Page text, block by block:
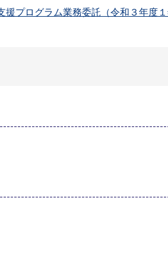
援プログラム業務委託（令和３年度